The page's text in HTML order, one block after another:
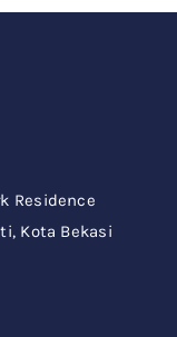
Residence
Kota Bekasi